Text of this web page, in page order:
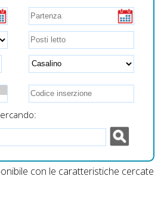
con le caratteristiche cercate